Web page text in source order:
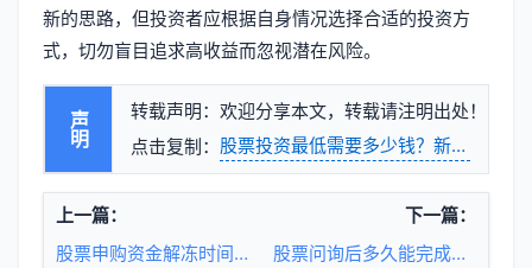
新的思路，但投资者应根据自身情况选择合适的投资方
式，切勿盲目追求高收益而忽视潜在风险。
声明
转载声明：欢迎分享本文，转载请注明出处！
点击复制： 股票投资最低需要多少钱？新手入门资
上一篇：
股票申购资金解冻时间如何计算？期货保证金释放规则有哪些注意事项？
下一篇：
股票问询后多久能完成上市流程